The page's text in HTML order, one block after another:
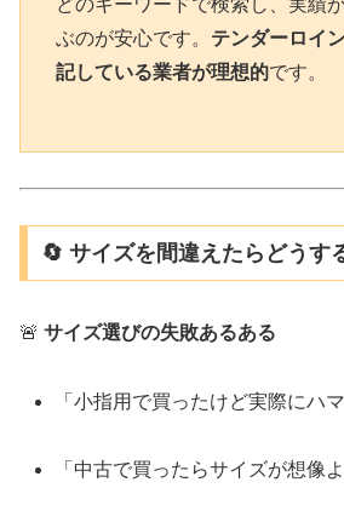
どのキーワードで検索し、実績
ぶのが安心です。 テンダーロイ
記している業者が理想的です。
🔄 サイズを間違えたらどうす
🚨 サイズ選びの失敗あるある
「小指用で買ったけど実際にハ
「中古で買ったらサイズが想像